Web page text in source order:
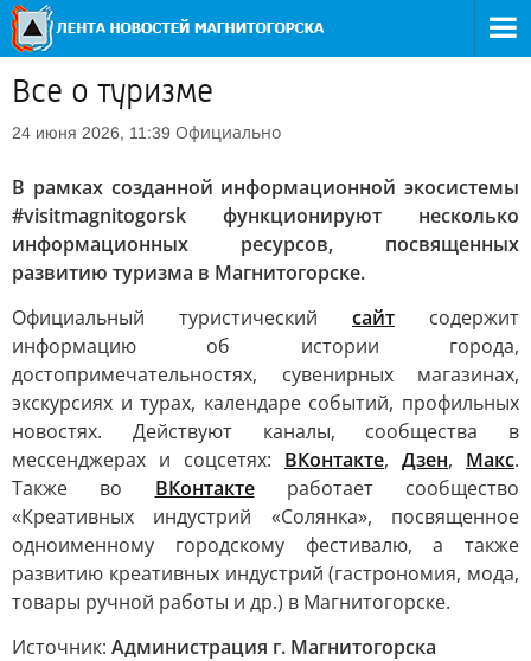
Все о туризме
24 июня 2026, 11:39 Официально
В рамках созданной информационной экосистемы
#visitmagnitogorsk функционируют несколько
информационных ресурсов, посвященных
развитию туризма в Магнитогорске.
Официальный туристический сайт содержит
информацию об истории города,
достопримечательностях, сувенирных магазинах,
экскурсиях и турах, календаре событий, профильных
новостях. Действуют каналы, сообщества в
мессенджерах и соцсетях: ВКонтакте, Дзен, Макс.
Также во ВКонтактеработает сообщество
«Креативных индустрий «Солянка», посвященное
одноименному городскому фестивалю, а также
развитию креативных индустрий (гастрономия, мода,
товары ручной работы и др.) в Магнитогорске.
Источник: Администрация г. Магнитогорска